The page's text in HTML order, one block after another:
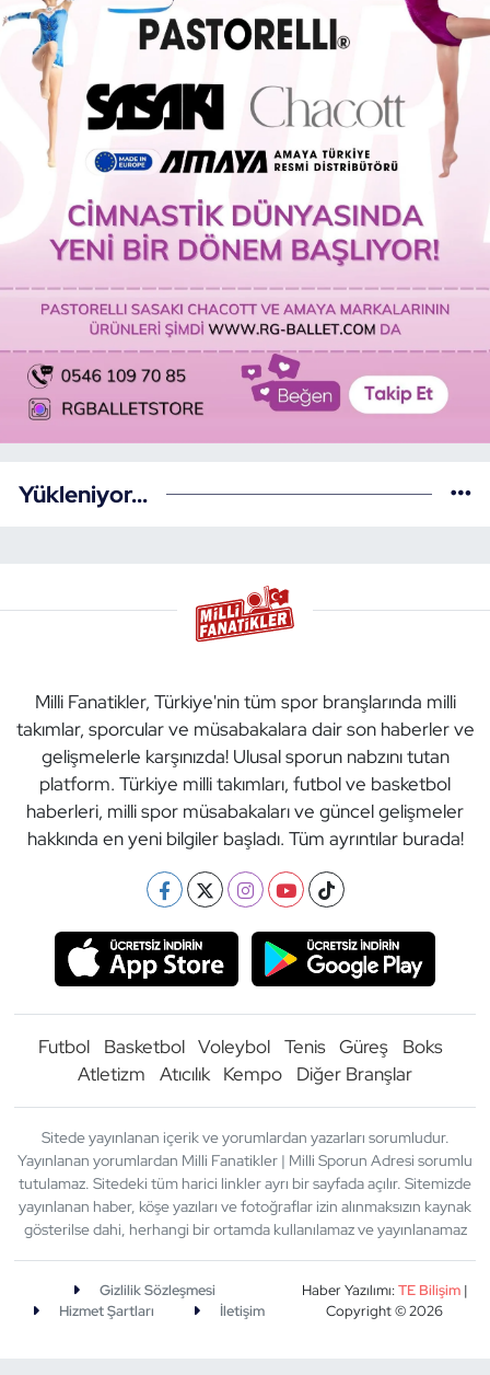
Yükleniyor...
Milli Fanatikler, Türkiye'nin tüm spor branşlarında milli
takımlar, sporcular ve müsabakalara dair son haberler ve
gelişmelerle karşınızda! Ulusal sporun nabzını tutan
platform. Türkiye milli takımları, futbol ve basketbol
haberleri, milli spor müsabakaları ve güncel gelişmeler
hakkında en yeni bilgiler başladı. Tüm ayrıntılar burada!
Futbol Basketbol Voleybol Tenis Güreş
Boks
Atletizm
Atıcılık Kempo Diğer Branşlar
Sitede yayınlanan içerik ve yorumlardan yazarları sorumludur.
Yayınlanan yorumlardan Milli Fanatikler | Milli Sporun Adresi sorumlu
tutulamaz. Sitedeki tüm harici linkler ayrı bir sayfada açılır. Sitemizde
yayınlanan haber, köşe yazıları ve fotoğraflar izin alınmaksızın kaynak
gösterilse dahi, herhangi bir ortamda kullanılamaz ve yayınlanamaz
Gizlilik Sözleşmesi
Hizmet Şartları
İletişim
Haber Yazılımı:TE Bilişim|
Copyright © 2026